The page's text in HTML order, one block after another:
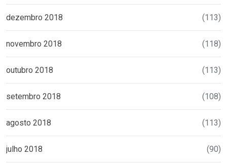
dezembro 2018 (113)
novembro 2018 (118)
outubro 2018 (113)
setembro 2018 (108)
agosto 2018 (113)
julho 2018 (90)